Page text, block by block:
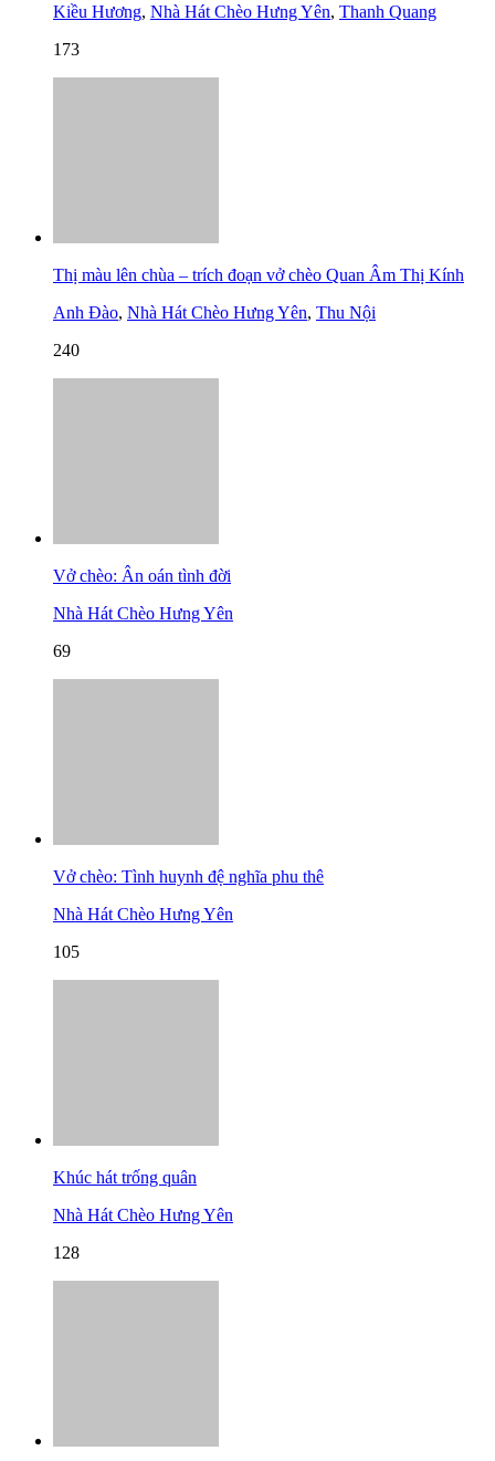
Kiều Hương, Nhà Hát Chèo Hưng Yên, Thanh Quang
173
Thị màu lên chùa – trích đoạn vở chèo Quan Âm Thị Kính
Anh Đào, Nhà Hát Chèo Hưng Yên, Thu Nội
240
Vở chèo: Ân oán tình đời
Nhà Hát Chèo Hưng Yên
69
Vở chèo: Tình huynh đệ nghĩa phu thê
Nhà Hát Chèo Hưng Yên
105
Khúc hát trống quân
Nhà Hát Chèo Hưng Yên
128